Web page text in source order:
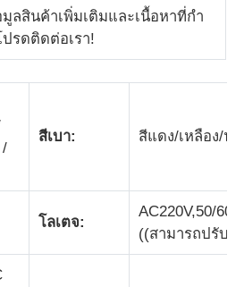
ลสินค้าเพิ่มเติมและเนื้อหาที่กํา
ปรดติดต่อเรา!
/
สีเบา: สีแดง/เหลือง/น้ํา
โลเตจ:
AC220V,50/
((สามารถปรับแ